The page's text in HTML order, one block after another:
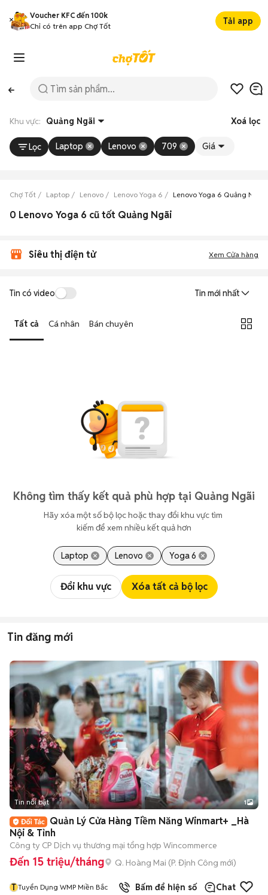
Voucher KFC đến 100k
Chỉ có trên app Chợ Tốt
Tải app
Khu vực: Quảng Ngãi Xoá lọc
Lọc Laptop Lenovo 709 Giá
Chợ Tốt Laptop Lenovo Lenovo Yoga 6 Lenovo Yoga 6 Quảng Ngãi
0 Lenovo Yoga 6 cũ tốt Quảng Ngãi
Siêu thị điện tử Xem Cửa hàng
Tin có video Tin mới nhất
Tất cả Cá nhân Bán chuyên
Không tìm thấy kết quả phù hợp tại Quảng Ngãi
Hãy xóa một số bộ lọc hoặc thay đổi khu vực tìm
kiếm để xem nhiều kết quả hơn
Laptop Lenovo Yoga 6
Đổi khu vực Xóa tất cả bộ lọc
Tin đăng mới
Tin nổi bật 1
Quản Lý Cửa Hàng Tiềm Năng Winmart+ _Hà
Nội & Tỉnh
Công ty CP Dịch vụ thương mại tổng hợp Wincommerce
Đến 15 triệu/tháng Q. Hoàng Mai (P. Định Công mới)
T Tuyển Dụng WMP Miền Bắc Bấm để hiện số Chat